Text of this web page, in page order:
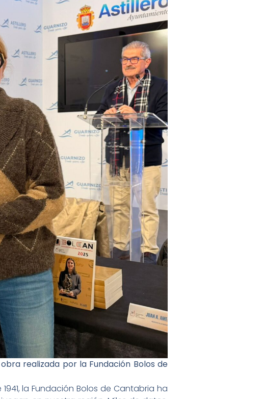
realizada por la Fundación Bolos de
la Fundación Bolos de Cantabria ha